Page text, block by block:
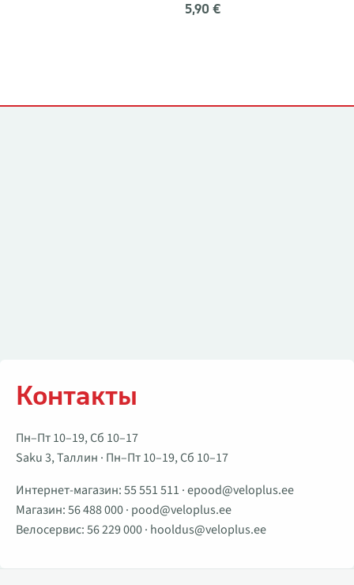
5,90 €
Контакты
Пн–Пт 10–19, Сб 10–17
Saku 3, Таллин · Пн–Пт 10–19, Сб 10–17
Интернет-магазин:55 551 511 ·epood@veloplus.ee
Магазин:56 488 000· pood@veloplus.ee
Велосервис:56 229 000· hooldus@veloplus.ee